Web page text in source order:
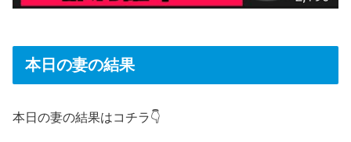
本日の妻の結果
本日の妻の結果はコチラ👇